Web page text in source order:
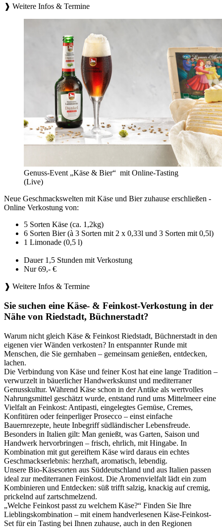
❱ Weitere Infos & Termine
Genuss-Event „Käse & Bier“ mit Online-Tasting
(Live)
Neue Geschmackswelten mit Käse und Bier zuhause erschließen -
Online Verkostung von:
5 Sorten Käse (ca. 1,2kg)
6 Sorten Bier (à 3 Sorten mit 2 x 0,33l und 3 Sorten mit 0,5l)
1 Limonade (0,5 l)
Dauer 1,5 Stunden mit Verkostung
Nur 69,- €
❱ Weitere Infos & Termine
Sie suchen eine Käse- & Feinkost-Verkostung in der
Nähe von Riedstadt, Büchnerstadt?
Warum nicht gleich Käse & Feinkost Riedstadt, Büchnerstadt in den
eigenen vier Wänden verkosten? In entspannter Runde mit
Menschen, die Sie gernhaben – gemeinsam genießen, entdecken,
lachen.
Die Verbindung von Käse und feiner Kost hat eine lange Tradition –
verwurzelt in bäuerlicher Handwerkskunst und mediterraner
Genusskultur. Während Käse schon in der Antike als wertvolles
Nahrungsmittel geschätzt wurde, entstand rund ums Mittelmeer eine
Vielfalt an Feinkost: Antipasti, eingelegtes Gemüse, Cremes,
Konfitüren oder feinperliger Prosecco – einst einfache
Bauernrezepte, heute Inbegriff südländischer Lebensfreude.
Besonders in Italien gilt: Man genießt, was Garten, Saison und
Handwerk hervorbringen – frisch, ehrlich, mit Hingabe. In
Kombination mit gut gereiftem Käse wird daraus ein echtes
Geschmackserlebnis: herzhaft, aromatisch, lebendig.
Unsere Bio-Käsesorten aus Süddeutschland und aus Italien passen
ideal zur mediterranen Feinkost. Die Aromenvielfalt lädt ein zum
Kombinieren und Entdecken: süß trifft salzig, knackig auf cremig,
prickelnd auf zartschmelzend.
„Welche Feinkost passt zu welchem Käse?“ Finden Sie Ihre
Lieblingskombination – mit einem handverlesenen Käse-Feinkost-
Set für ein Tasting bei Ihnen zuhause, auch in den Regionen